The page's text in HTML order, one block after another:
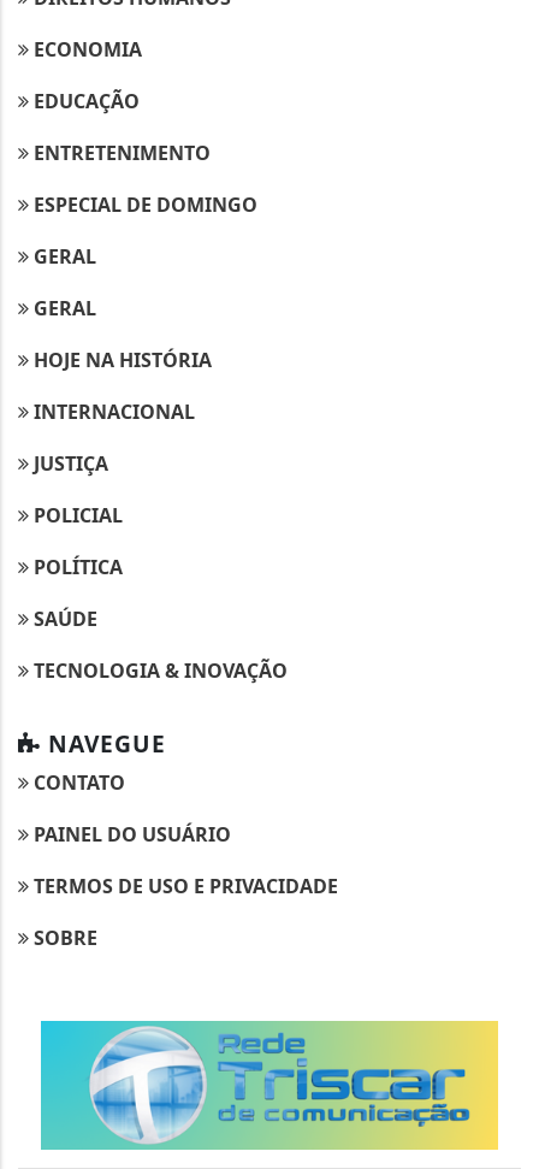
ECONOMIA
EDUCAÇÃO
ENTRETENIMENTO
ESPECIAL DE DOMINGO
GERAL
GERAL
HOJE NA HISTÓRIA
INTERNACIONAL
JUSTIÇA
POLICIAL
POLÍTICA
SAÚDE
TECNOLOGIA & INOVAÇÃO
NAVEGUE
CONTATO
PAINEL DO USUÁRIO
TERMOS DE USO E PRIVACIDADE
SOBRE
Termos de Uso e Privacidade
Esse site utiliza cookies para melhorar sua
experiência de navegação. Ao continuar o acesso,
entendemos que você concorda com nossos Termos